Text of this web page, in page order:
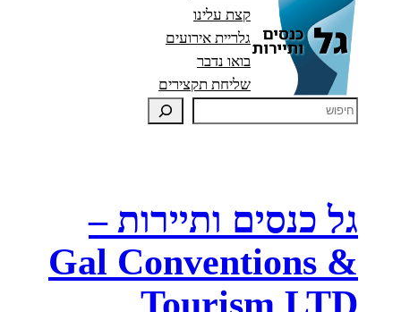
קצת עלינו
גלריית אירועים
בואו נדבר
שליחת תקצירים
גל כנסים ותיירות –
Gal Conventions &
Tourism LTD